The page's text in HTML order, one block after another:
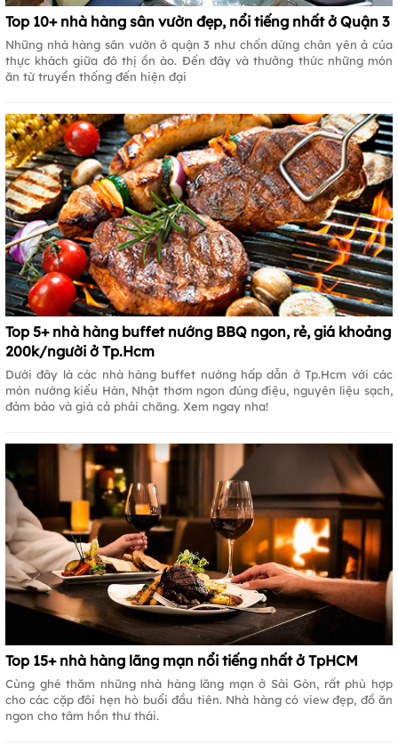
Top 10+ nhà hàng sân vườn đẹp, nổi tiếng nhất ở Quận 3
Những nhà hàng sân vườn ở quận 3 như chốn dừng chân yên ả của
thực khách giữa đô thị ồn ào. Đến đây và thưởng thức những món
ăn từ truyền thống đến hiện đại
Top 5+ nhà hàng buffet nướng BBQ ngon, rẻ, giá khoảng
200k/người ở Tp.Hcm
Dưới đây là các nhà hàng buffet nướng hấp dẫn ở Tp.Hcm với các
món nướng kiểu Hàn, Nhật thơm ngon đúng điệu, nguyên liệu sạch,
đảm bảo và giá cả phải chăng. Xem ngay nha!
Top 15+ nhà hàng lãng mạn nổi tiếng nhất ở TpHCM
Cùng ghé thăm những nhà hàng lãng mạn ở Sài Gòn, rất phù hợp
cho các cặp đôi hẹn hò buổi đầu tiên. Nhà hàng có view đẹp, đồ ăn
ngon cho tâm hồn thư thái.